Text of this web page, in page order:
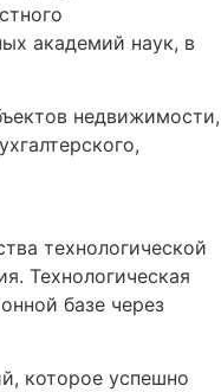
академий наук, в
недвижимости,
технологической
Технологическая
базе через
которое успешно